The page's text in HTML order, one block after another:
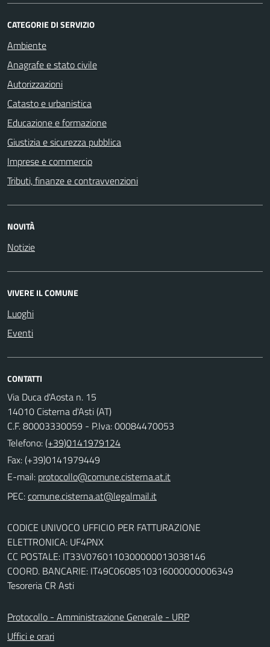
CATEGORIE DI SERVIZIO
Ambiente
Anagrafe e stato civile
Autorizzazioni
Catasto e urbanistica
Educazione e formazione
Giustizia e sicurezza pubblica
Imprese e commercio
Tributi, finanze e contravvenzioni
NOVITÀ
Notizie
VIVERE IL COMUNE
Luoghi
Eventi
CONTATTI
Via Duca d'Aosta n. 15
14010 Cisterna d'Asti (AT)
C.F. 80003330059 - P.Iva: 00084470053
Telefono:(+39)0141979124
Fax: (+39)0141979449
E-mail:
PEC:
CODICE UNIVOCO UFFICIO PER FATTURAZIONE
ELETTRONICA: UF4PNX
CC POSTALE: IT33V0760110300000013038146
COORD. BANCARIE: IT49C0608510316000000006349
Tesoreria CR Asti
Protocollo - Amministrazione Generale - URP
Uffici e orari